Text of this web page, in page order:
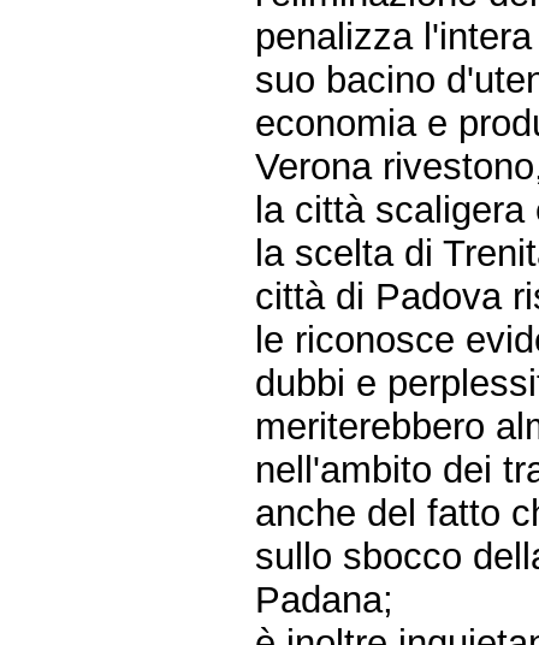
penalizza
suo bacino
economia e
Verona
la città
la scelta di
città di Padova
le riconosce
dubbi e
meriterebbero
nell'ambito dei
anche del fatto
sullo sbocco
Padana;